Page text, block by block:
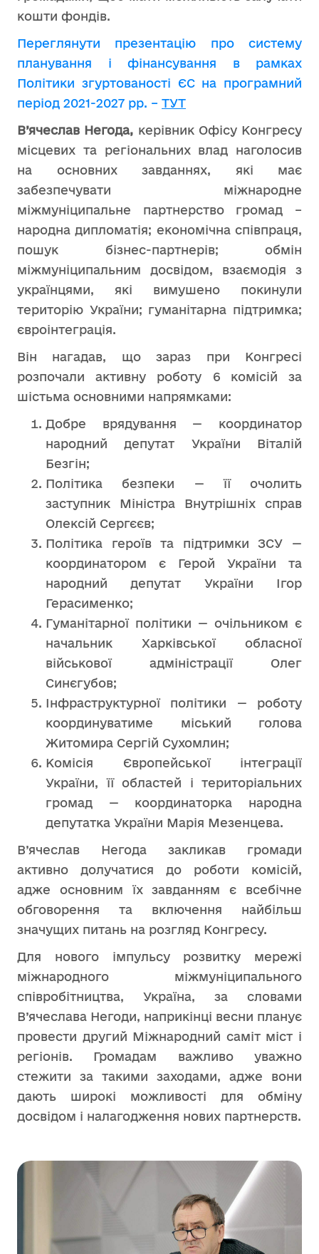
кошти фондів.
Переглянути презентацію про систему
планування і фінансування в рамках
Політики згуртованості ЄС на програмний
період 2021-2027 рр. – ТУТ
В’ячеслав Негода, керівник Офісу Конгресу
місцевих та регіональних влад наголосив
на основних завданнях, які має
забезпечувати міжнародне
міжмуніципальне партнерство громад –
народна дипломатія; економічна співпраця,
пошук бізнес-партнерів; обмін
міжмуніципальним досвідом, взаємодія з
українцями, які вимушено покинули
територію України; гуманітарна підтримка;
євроінтеграція.
Він нагадав, що зараз при Конгресі
розпочали активну роботу 6 комісій за
шістьма основними напрямками:
Добре врядування — координатор
народний депутат України Віталій
Безгін;
Політика безпеки — її очолить
заступник Міністра Внутрішніх справ
Олексій Сергєєв;
Політика героїв та підтримки ЗСУ —
координатором є Герой України та
народний депутат України Ігор
Герасименко;
Гуманітарної політики — очільником є
начальник Харківської обласної
військової адміністрації Олег
Синєгубов;
Інфраструктурної політики — роботу
координуватиме міський голова
Житомира Сергій Сухомлин;
Комісія Європейської інтеграції
України, її областей і територіальних
громад — координаторка народна
депутатка України Марія Мезенцева.
В’ячеслав Негода закликав громади
активно долучатися до роботи комісій,
адже основним їх завданням є всебічне
обговорення та включення найбільш
значущих питань на розгляд Конгресу.
Для нового імпульсу розвитку мережі
міжнародного міжмуніципального
співробітництва, Україна, за словами
В’ячеслава Негоди, наприкінці весни планує
провести другий Міжнародний саміт міст і
регіонів. Громадам важливо уважно
стежити за такими заходами, адже вони
дають широкі можливості для обміну
досвідом і налагодження нових партнерств.